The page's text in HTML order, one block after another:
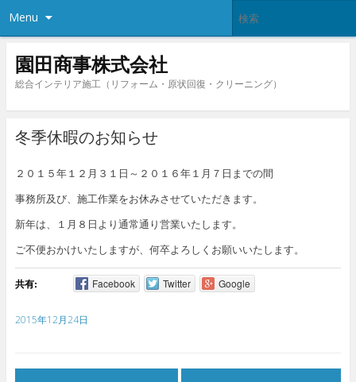
Menu
園田商事株式会社
総合インテリア施工（リフォーム・原状回復・クリーニング）
冬季休暇のお知らせ
２０１５年１２月３１日～２０１６年１月７日までの間
事務所及び、施工作業をお休みさせていただきます。
新年は、１月８日より通常通り営業いたします。
ご不便おかけいたしますが、何卒よろしくお願いいたします。
共有: Facebook Twitter Google
2015年12月24日